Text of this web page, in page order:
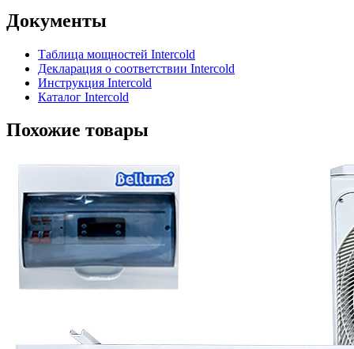
Документы
Таблица мощностей Intercold
Декларация о соответствии Intercold
Инструкция Intercold
Каталог Intercold
Похожие товары